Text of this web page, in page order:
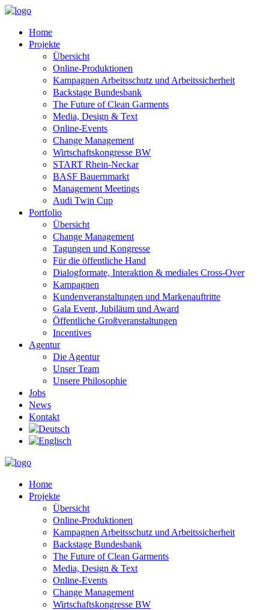
Home
Projekte
Übersicht
Online-Produktionen
Kampagnen Arbeitsschutz und Arbeitssicherheit
Backstage Bundesbank
The Future of Clean Garments
Media, Design & Text
Online-Events
Change Management
Wirtschaftskongresse BW
START Rhein-Neckar
BASF Bauernmarkt
Management Meetings
Audi Twin Cup
Portfolio
Übersicht
Change Management
Tagungen und Kongresse
Für die öffentliche Hand
Dialogformate, Interaktion & mediales Cross-Over
Kampagnen
Kundenveranstaltungen und Markenauftritte
Gala Event, Jubiläum und Award
Öffentliche Großveranstaltungen
Incentives
Agentur
Die Agentur
Unser Team
Unsere Philosophie
Jobs
News
Kontakt
Home
Projekte
Übersicht
Online-Produktionen
Kampagnen Arbeitsschutz und Arbeitssicherheit
Backstage Bundesbank
The Future of Clean Garments
Media, Design & Text
Online-Events
Change Management
Wirtschaftskongresse BW